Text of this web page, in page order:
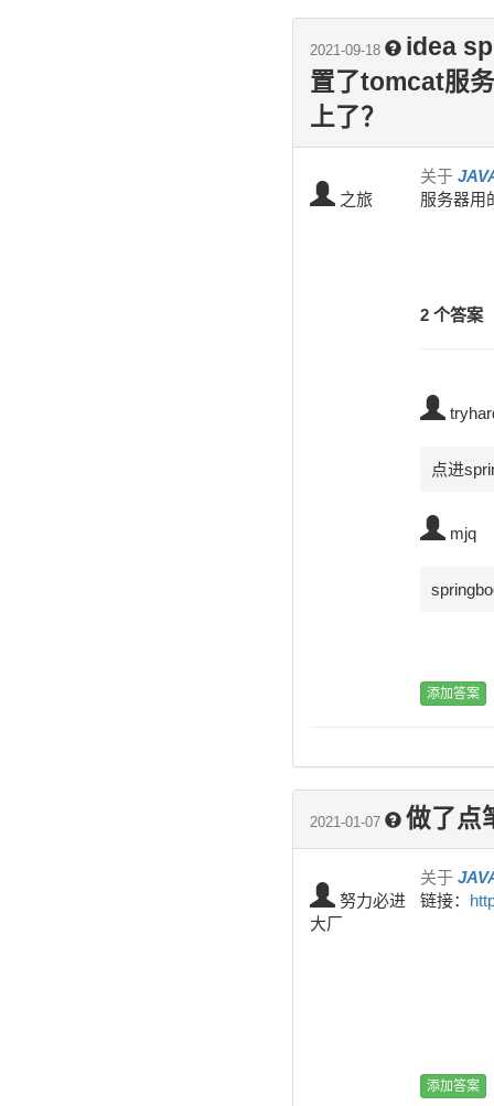
2021-09-18
idea
置了tomcat服
上了？
之旅
关于
服务器用
2 个答案
点进
mjq
2021-01-07 做了点
努力必进
大厂
关于
链接：